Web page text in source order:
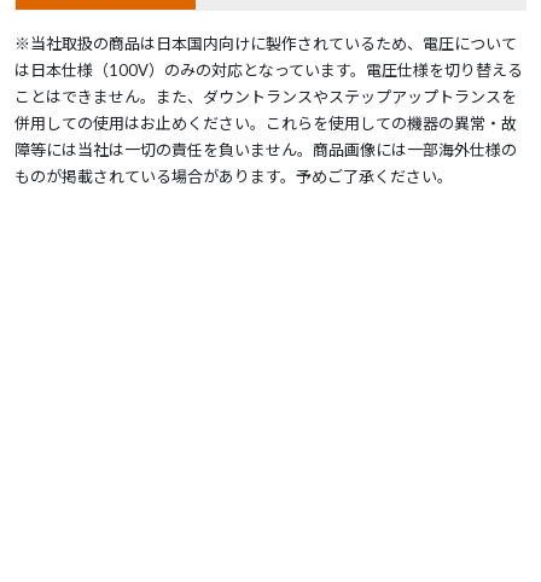
※当社取扱の商品は日本国内向けに製作されているため、電圧について
は日本仕様（100V）のみの対応となっています。電圧仕様を切り替える
ことはできません。また、ダウントランスやステップアップトランスを
併用しての使用はお止めください。これらを使用しての機器の異常・故
障等には当社は一切の責任を負いません。商品画像には一部海外仕様の
ものが掲載されている場合があります。予めご了承ください。